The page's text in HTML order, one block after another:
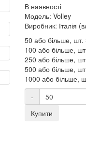
В наявності
Модель: Volley
Виробник: Італія
50 або більше, шт.
100 або більше,
250 або більше,
500 або більше,
1000 або більше,
-
Купити